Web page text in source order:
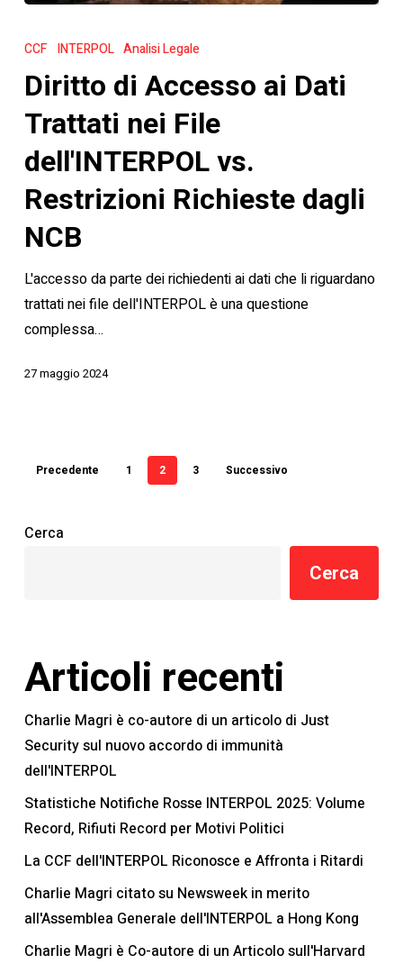
di
ai
Dati
nei
File
vs.
Restrizioni
Richieste
CCF INTERPOL Analisi Legale
Diritto di Accesso ai Dati
Trattati nei File
dell'INTERPOL vs.
Restrizioni Richieste dagli
NCB
L'accesso da parte dei richiedenti ai dati che li riguardano
trattati nei file dell'INTERPOL è una questione
complessa…
27 maggio 2024
Precedente 1 2 3 Successivo
Cerca
Cerca
Articoli recenti
Charlie Magri è co-autore di un articolo di Just
Security sul nuovo accordo di immunità
dell'INTERPOL
Statistiche Notifiche Rosse INTERPOL 2025: Volume
Record, Rifiuti Record per Motivi Politici
La CCF dell'INTERPOL Riconosce e Affronta i Ritardi
Charlie Magri citato su Newsweek in merito
all'Assemblea Generale dell'INTERPOL a Hong Kong
Charlie Magri è Co-autore di un Articolo sull'Harvard